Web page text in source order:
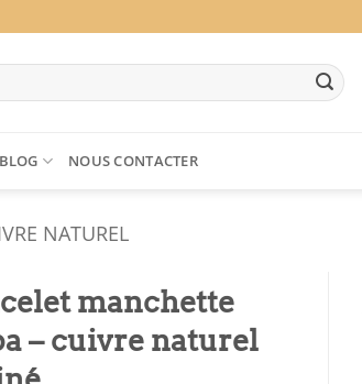
BLOG NOUS CONTACTER
NATUREL
manchette
– cuivre naturel